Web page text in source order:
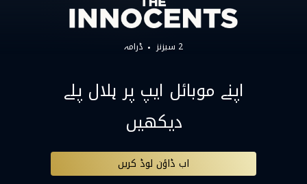
2 سیزنز ڈرامہ
اپنے موبائل ایپ پر ہلال پلے
دیکھیں
اب ڈاؤن لوڈ کریں